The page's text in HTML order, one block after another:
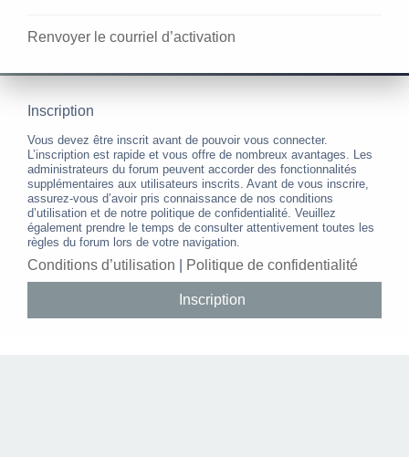
Renvoyer le courriel d’activation
Inscription
Vous devez être inscrit avant de pouvoir vous connecter.
L’inscription est rapide et vous offre de nombreux avantages. Les
administrateurs du forum peuvent accorder des fonctionnalités
supplémentaires aux utilisateurs inscrits. Avant de vous inscrire,
assurez-vous d’avoir pris connaissance de nos conditions
d’utilisation et de notre politique de confidentialité. Veuillez
également prendre le temps de consulter attentivement toutes les
règles du forum lors de votre navigation.
Conditions d’utilisation Politique de confidentialité
Inscription